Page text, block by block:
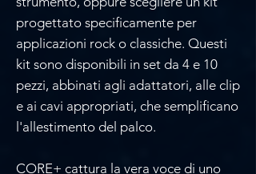
progettato specificamente per
applicazioni rock o classiche. Questi
kit sono disponibili in set da 4 e 10
pezzi, abbinati agli adattatori, alle clip
e ai cavi appropriati, che semplificano
l'allestimento del palco.
CORE+ cattura la vera voce di uno